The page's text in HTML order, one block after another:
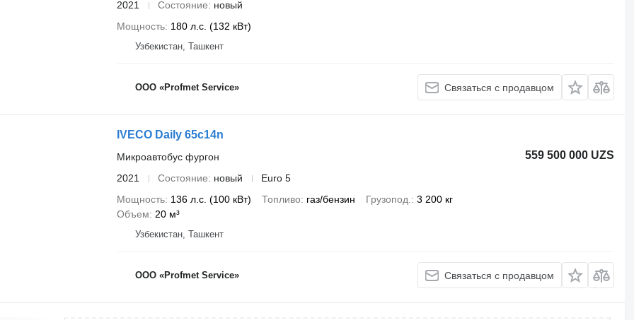
2021
Состояние
новый
Мощность 180 л.с. (132 кВт)
Узбекистан, Ташкент
ООО «Profmet Service» Связаться с продавцом
IVECO Daily 65c14n
559 500 000 UZS
Микроавтобус фургон
2021
Состояние новый
Euro 5
Мощность 136 л.с. (100 кВт) Топливо газ/бензин Грузопод.
3 200 кг
Объем
20 м³
Узбекистан, Ташкент
ООО «Profmet Service» Связаться с продавцом